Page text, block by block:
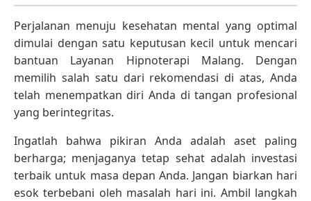
Perjalanan menuju kesehatan mental yang optimal
dimulai dengan satu keputusan kecil untuk mencari
bantuan Layanan Hipnoterapi Malang. Dengan
memilih salah satu dari rekomendasi di atas, Anda
telah menempatkan diri Anda di tangan profesional
yang berintegritas.
Ingatlah bahwa pikiran Anda adalah aset paling
berharga; menjaganya tetap sehat adalah investasi
terbaik untuk masa depan Anda. Jangan biarkan hari
esok terbebani oleh masalah hari ini. Ambil langkah